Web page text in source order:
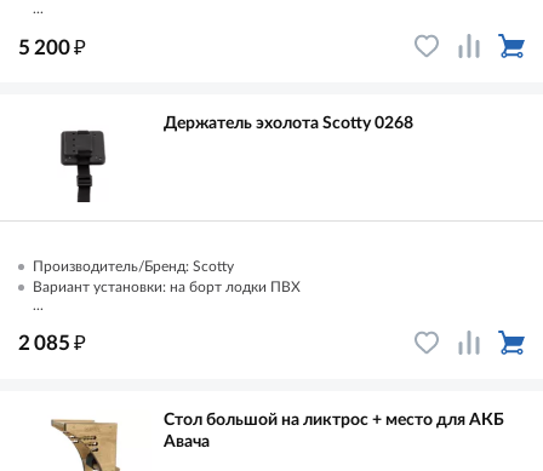
...
5 200₽
Держатель эхолота Scotty 0268
Производитель/Бренд: Scotty
Вариант установки: на борт лодки ПВХ
...
2 085₽
Стол большой на ликтрос + место для АКБ
Авача